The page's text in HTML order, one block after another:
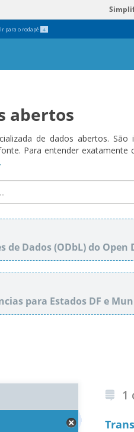
Ir para o rodapé 4
Ferramentas
Pessoais
abertos
de dados abertos.
Para entender
de Dados (ODbL) do
para Estados DF e
1